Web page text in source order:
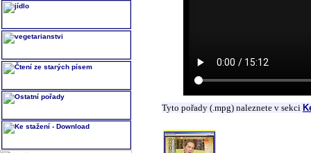
Tyto pořady (.mpg) naleznete v sekci